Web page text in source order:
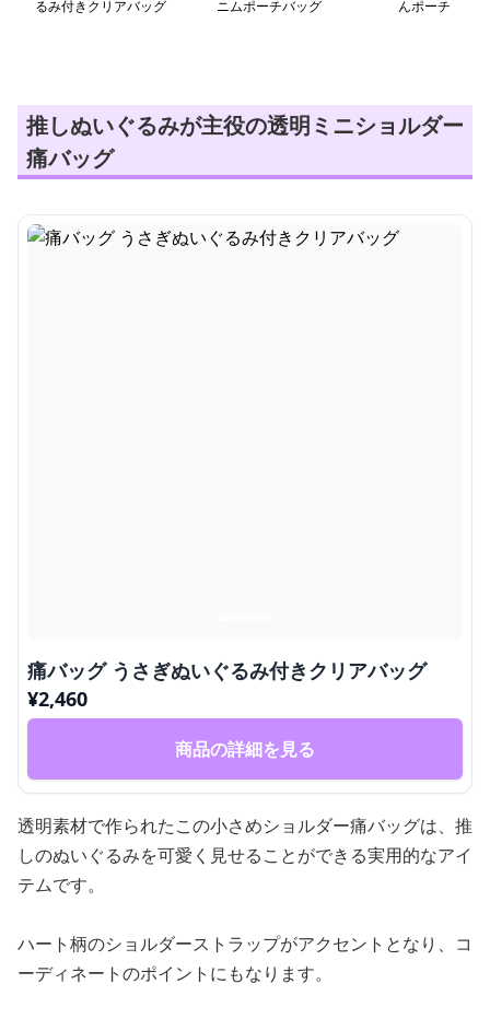
るみ付きクリアバッグ
ニムポーチバッグ
んポーチ
推しぬいぐるみが主役の透明ミニショルダー
痛バッグ
痛バッグ うさぎぬいぐるみ付きクリアバッグ
¥2,460
商品の詳細を見る
透明素材で作られたこの小さめショルダー痛バッグは、推
しのぬいぐるみを可愛く見せることができる実用的なアイ
テムです。
ハート柄のショルダーストラップがアクセントとなり、コ
ーディネートのポイントにもなります。